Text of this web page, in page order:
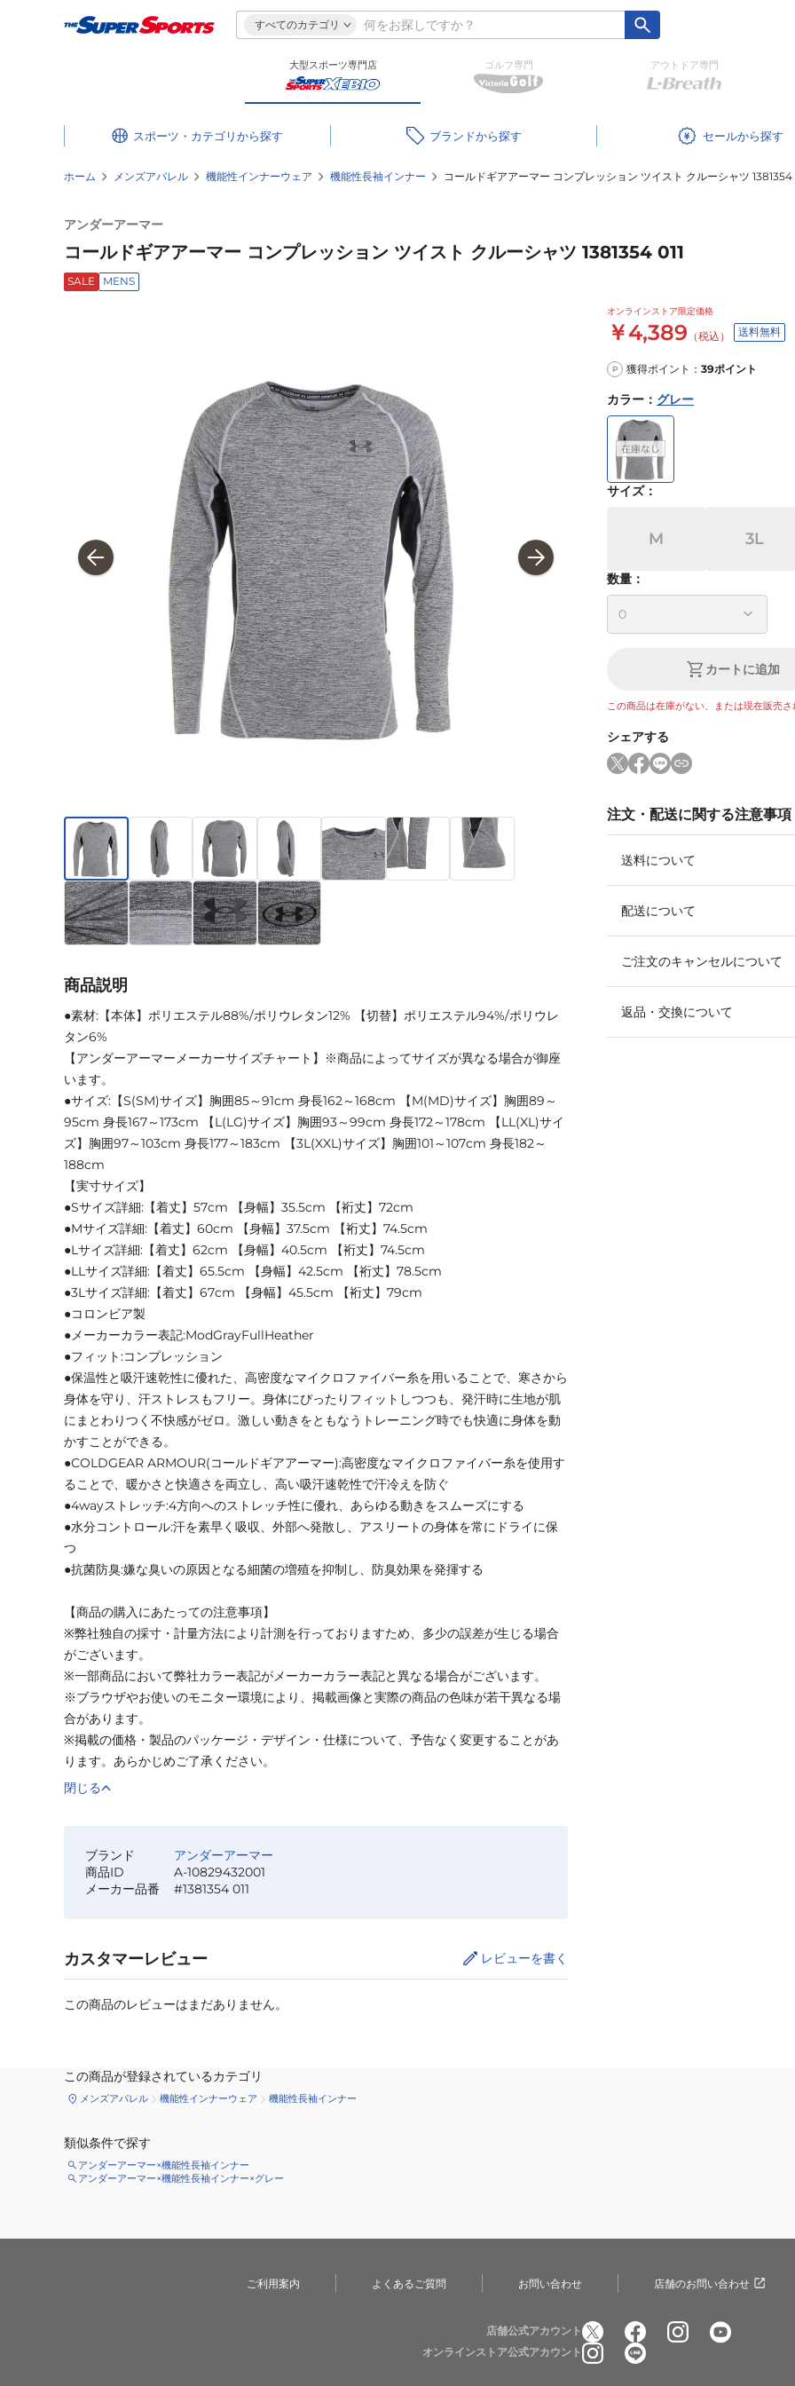
すべてのカテゴリ
大型スポーツ専門店 ゴルフ専門 アウトドア専門
スポーツ・カテゴリ ブランド セール
ホーム メンズアパレル 機能性インナーウェア 機能性長袖インナー コールドギアアーマー コンプレッション ツイスト クルーシャツ 1381354
アンダーアーマー
コールドギアアーマー コンプレッション ツイスト クルーシャツ 1381354 011
SALE MENS
オンラインストア限定価格
￥4,389 （税込） 送料無料
P 獲得ポイント： 39ポイント
カラー ： グレー
サイズ：
M 3L
数量：
カートに追加
この商品は在庫がない、または現在販売さ
シェアする
注文・配送に関する注意事項
送料について
配送について
ご注文のキャンセルについて
返品・交換について
商品説明
●素材:【本体】ポリエステル88%/ポリウレタン12% 【切替】ポリエステル94%/ポリウレ
タン6%
【アンダーアーマーメーカーサイズチャート】※商品によってサイズが異なる場合が御座
います。
●サイズ:【S(SM)サイズ】胸囲85～91cm 身長162～168cm 【M(MD)サイズ】胸囲89～
95cm 身長167～173cm 【L(LG)サイズ】胸囲93～99cm 身長172～178cm 【LL(XL)サイ
ズ】胸囲97～103cm 身長177～183cm 【3L(XXL)サイズ】胸囲101～107cm 身長182～
188cm
【実寸サイズ】
●Sサイズ詳細:【着丈】57cm 【身幅】35.5cm 【裄丈】72cm
●Mサイズ詳細:【着丈】60cm 【身幅】37.5cm 【裄丈】74.5cm
●Lサイズ詳細:【着丈】62cm 【身幅】40.5cm 【裄丈】74.5cm
●LLサイズ詳細:【着丈】65.5cm 【身幅】42.5cm 【裄丈】78.5cm
●3Lサイズ詳細:【着丈】67cm 【身幅】45.5cm 【裄丈】79cm
●コロンビア製
●メーカーカラー表記:ModGrayFullHeather
●フィット:コンプレッション
●保温性と吸汗速乾性に優れた、高密度なマイクロファイバー糸を用いることで、寒さから
身体を守り、汗ストレスもフリー。身体にぴったりフィットしつつも、発汗時に生地が肌
にまとわりつく不快感がゼロ。激しい動きをともなうトレーニング時でも快適に身体を動
かすことができる。
●COLDGEAR ARMOUR(コールドギアアーマー):高密度なマイクロファイバー糸を使用す
ることで、暖かさと快適さを両立し、高い吸汗速乾性で汗冷えを防ぐ
●4wayストレッチ:4方向へのストレッチ性に優れ、あらゆる動きをスムーズにする
●水分コントロール:汗を素早く吸収、外部へ発散し、アスリートの身体を常にドライに保
つ
●抗菌防臭:嫌な臭いの原因となる細菌の増殖を抑制し、防臭効果を発揮する
【商品の購入にあたっての注意事項】
※弊社独自の採寸・計量方法により計測を行っておりますため、多少の誤差が生じる場合
がございます。
※一部商品において弊社カラー表記がメーカーカラー表記と異なる場合がございます。
※ブラウザやお使いのモニター環境により、掲載画像と実際の商品の色味が若干異なる場
合があります。
※掲載の価格・製品のパッケージ・デザイン・仕様について、予告なく変更することがあ
ります。あらかじめご了承ください。
閉じる
ブランド
アンダーアーマー
商品ID
A-10829432001
メーカー品番
#1381354 011
カスタマーレビュー レビューを書く
この商品のレビューはまだありません。
この商品が登録されているカテゴリ
メンズアパレル 機能性インナーウェア 機能性長袖インナー
類似条件で探す
アンダーアーマー×機能性長袖インナー
アンダーアーマー×機能性長袖インナー×グレー
ご利用案内 よくあるご質問 お問い合わせ 店舗のお問い合わせ
店舗公式アカウント
オンラインストア公式アカウント